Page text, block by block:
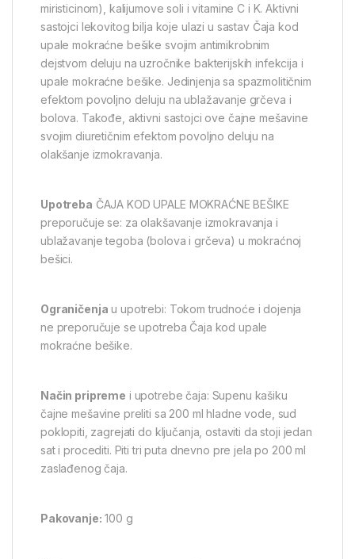
miristicinom), kalijumove soli i vitamine C i K. Aktivni
sastojci lekovitog bilja koje ulazi u sastav Čaja kod
upale mokraćne bešike svojim antimikrobnim
dejstvom deluju na uzročnike bakterijskih infekcija i
upale mokraćne bešike. Jedinjenja sa spazmolitičnim
efektom povoljno deluju na ublažavanje grčeva i
bolova. Takođe, aktivni sastojci ove čajne mešavine
svojim diuretičnim efektom povoljno deluju na
olakšanje izmokravanja.
Upotreba ČAJA KOD UPALE MOKRAĆNE BEŠIKE
preporučuje se: za olakšavanje izmokravanja i
ublažavanje tegoba (bolova i grčeva) u mokraćnoj
bešici.
Ograničenja u upotrebi: Tokom trudnoće i dojenja
ne preporučuje se upotreba Čaja kod upale
mokraćne bešike.
Način pripreme i upotrebe čaja: Supenu kašiku
čajne mešavine preliti sa 200 ml hladne vode, sud
poklopiti, zagrejati do ključanja, ostaviti da stoji jedan
sat i procediti. Piti tri puta dnevno pre jela po 200 ml
zaslađenog čaja.
Pakovanje: 100 g